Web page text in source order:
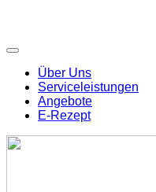
Über Uns
Serviceleistungen
Angebote
E-Rezept